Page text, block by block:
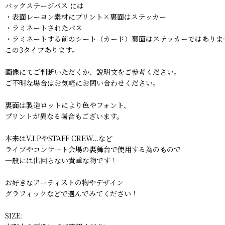
バックステージパス には
・表面レーヨン素材にプリント×裏面はステッカー
・ラミネートされたパス
・ラミネートする前のシート（カード）裏面はステッカーではあり
この3タイプあります。
画像にてご判断いただくか、説明文をご参考ください。
ご不明な場合はお気軽にお問い合わせください。
裏面は製造ロットにより色やフォント、
プリントが異なる場合もございます。
本来はV.I.PやSTAFF CREW...など
ライブやコンサート会場の裏舞台で使用する為のもので
一般には出回らない貴重な物です！
お好きなアーティストの物やデザイン
グラフィックなどで選んでみてください！
SIZE: